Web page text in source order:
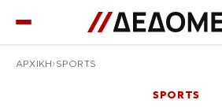
ΑΡΧΙΚΉ SPORTS
SPORTS